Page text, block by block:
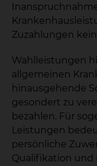
Zuzahlungen
Wahlleistungen
allgemeinen
hinausgehende
gesondert zu
bezahlen. Für
Leistungen
persönliche
Qualifikation und